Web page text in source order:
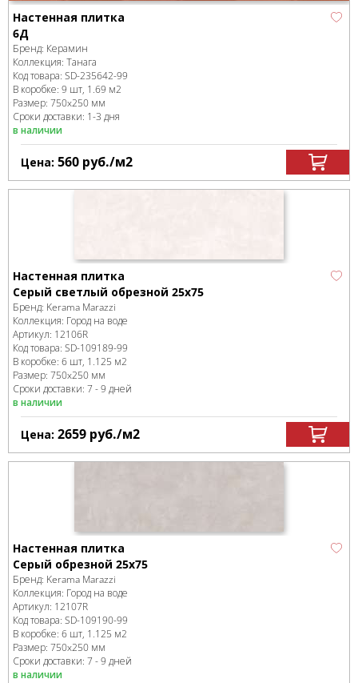
Настенная плитка
6Д
Бренд: Керамин
Коллекция: Танага
Код товара: SD-235642-99
В коробке: 9 шт, 1.69 м2
Размер: 750x250 мм
Сроки доставки: 1-3 дня
в наличии
Цена: 560 руб./м2
Настенная плитка
Серый светлый обрезной 25х75
Бренд: Kerama Marazzi
Коллекция: Город на воде
Артикул: 12106R
Код товара: SD-109189-99
В коробке: 6 шт, 1.125 м2
Размер: 750x250 мм
Сроки доставки: 7 - 9 дней
в наличии
Цена: 2659 руб./м2
Настенная плитка
Серый обрезной 25х75
Бренд: Kerama Marazzi
Коллекция: Город на воде
Артикул: 12107R
Код товара: SD-109190-99
В коробке: 6 шт, 1.125 м2
Размер: 750x250 мм
Сроки доставки: 7 - 9 дней
в наличии